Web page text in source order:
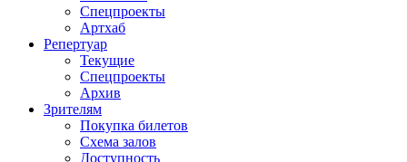
Спецпроекты
Артхаб
Репертуар
Текущие
Спецпроекты
Архив
Зрителям
Покупка билетов
Схема залов
Доступность